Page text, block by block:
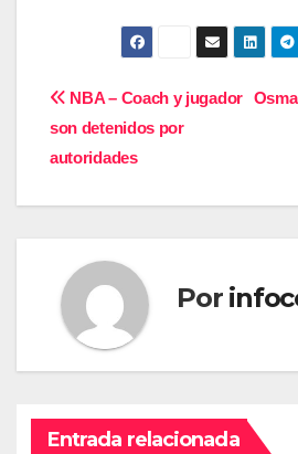
Navegación
de
entradas
NBA – Coach y jugador
son detenidos por
autoridades
Por
Entrada relacionada